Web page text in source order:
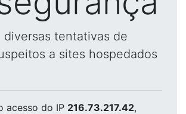
diversas tentativas de
a sites hospedados
acesso do IP 216.73.217.42,